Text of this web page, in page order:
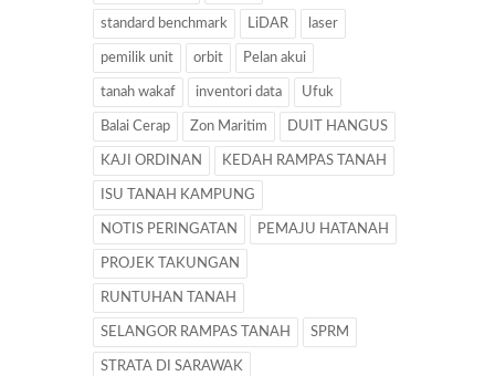
standard benchmark LiDAR laser
pemilik unit orbit Pelan akui
tanah wakaf inventori data Ufuk
Balai Cerap Zon Maritim DUIT HANGUS
KAJI ORDINAN KEDAH RAMPAS TANAH
ISU TANAH KAMPUNG
NOTIS PERINGATAN PEMAJU HATANAH
PROJEK TAKUNGAN
RUNTUHAN TANAH
SELANGOR RAMPAS TANAH SPRM
STRATA DI SARAWAK